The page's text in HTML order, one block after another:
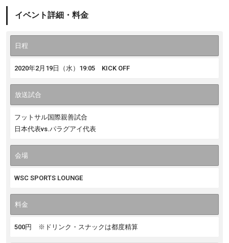
イベント詳細・料金
日程
2020年2月19日（水）19:05 KICK OFF
放送試合
フットサル国際親善試合
日本代表vs.パラグアイ代表
会場
WSC SPORTS LOUNGE
料金
500円 ※ドリンク・スナックは都度精算